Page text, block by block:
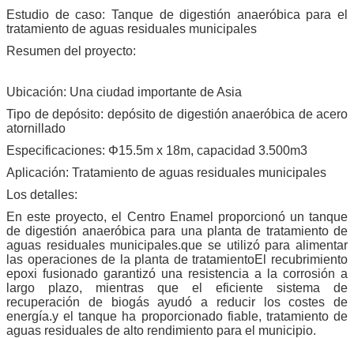
Estudio de caso: Tanque de digestión anaeróbica para el
tratamiento de aguas residuales municipales
Resumen del proyecto:
Ubicación: Una ciudad importante de Asia
Tipo de depósito: depósito de digestión anaeróbica de acero
atornillado
Especificaciones: Φ15.5m x 18m, capacidad 3.500m3
Aplicación: Tratamiento de aguas residuales municipales
Los detalles:
En este proyecto, el Centro Enamel proporcionó un tanque
de digestión anaeróbica para una planta de tratamiento de
aguas residuales municipales.que se utilizó para alimentar
las operaciones de la planta de tratamientoEl recubrimiento
epoxi fusionado garantizó una resistencia a la corrosión a
largo plazo, mientras que el eficiente sistema de
recuperación de biogás ayudó a reducir los costes de
energía.y el tanque ha proporcionado fiable, tratamiento de
aguas residuales de alto rendimiento para el municipio.